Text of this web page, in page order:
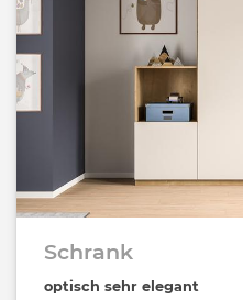
Schrank
optisch sehr elegant